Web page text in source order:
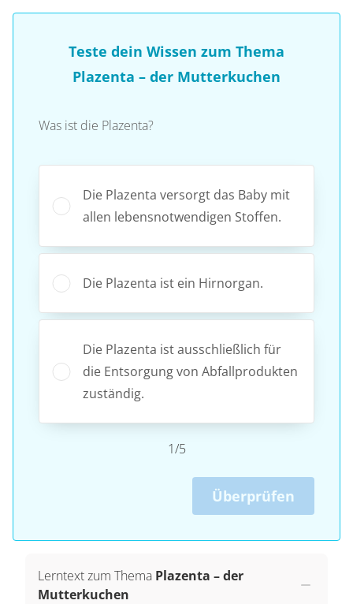
Teste dein Wissen zum Thema
Plazenta – der Mutterkuchen
Was ist die Plazenta?
Die Plazenta versorgt das Baby mit
allen lebensnotwendigen Stoffen.
Die Plazenta ist ein Hirnorgan.
Die Plazenta ist ausschließlich für
die Entsorgung von Abfallprodukten
zuständig.
1/5
Überprüfen
Lerntext zum Thema Plazenta – der
Mutterkuchen